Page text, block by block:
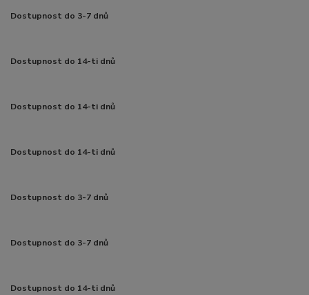
Dostupnost do 3-7 dnů
Dostupnost do 14-ti dnů
Dostupnost do 14-ti dnů
Dostupnost do 14-ti dnů
Dostupnost do 3-7 dnů
Dostupnost do 3-7 dnů
Dostupnost do 14-ti dnů